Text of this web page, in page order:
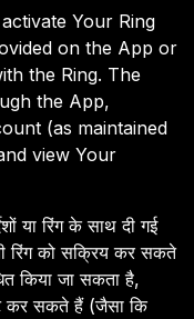
Your Ring
on the App or
the Ring. The
the App,
(as maintained
view Your
या रिंग के साथ दी गई
रिंग को सक्रिय कर सकते
किया जा सकता है,
कर सकते हैं (जैसा कि